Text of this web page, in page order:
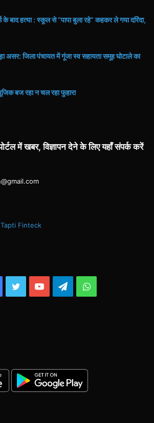
के बाद हत्या : स्कूल से “पापा बुला रहे” कहकर ले गया दरिंदा,
असर: जिला पंचायत में गूंजा स्व सहायता समूह घोटाले का
बज रहा न चल रहा फुहारा
में खबर, विज्ञापन देने के लिए यहाँ संपर्क करें
Finteck
TwitterYouTubeTelegramWhatsApp